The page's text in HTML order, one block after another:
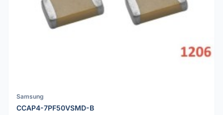
Samsung
CCAP4-7PF50VSMD-B